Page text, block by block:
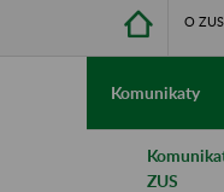
O ZUS
Komunikaty
ZUS